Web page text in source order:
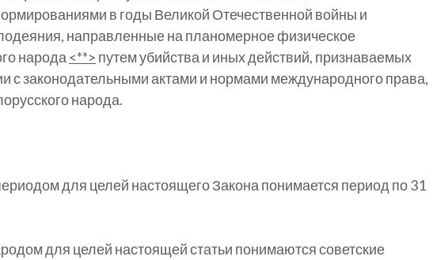
в годы Великой Отечественной войны и
направленные на планомерное физическое
народа <**> путем убийства и иных действий, признаваемых
с законодательными актами и нормами международного права,
народа.
для целей настоящего Закона понимается период по 31
для целей настоящей статьи понимаются советские